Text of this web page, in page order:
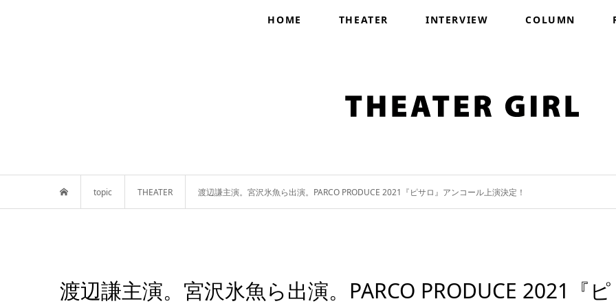
HOME THEATER INTERVIEW COLUMN
topic THEATER 渡辺謙主演。宮沢氷魚ら出演。PARCO PRODUCE 2021『ピサロ』アンコール上演決定！
渡辺謙主演。宮沢氷魚ら出演。PARCO PRODUCE 2021『ピ